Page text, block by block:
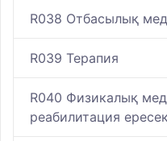
R038 Отбасылық
R039 Терапия
R040 Физикалық
реабилитация